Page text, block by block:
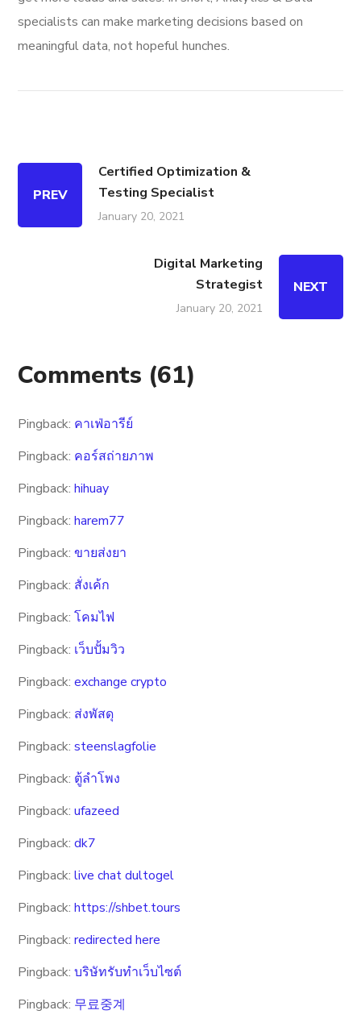
specialists can make marketing decisions based on
meaningful data, not hopeful hunches.
PREV
Certified Optimization &
Testing Specialist
January 20, 2021
Digital Marketing
Strategist
January 20, 2021
NEXT
Comments (61)
Pingback: คาเฟ่อารีย์
Pingback: คอร์สถ่ายภาพ
Pingback:hihuay
Pingback:harem77
Pingback:ขายส่งยา
Pingback: สั่งเค้ก
Pingback:โคมไฟ
Pingback: เว็บปั้มวิว
Pingback:exchange crypto
Pingback: ส่งพัสดุ
Pingback:steenslagfolie
Pingback: ตู้ลำโพง
Pingback:ufazeed
Pingback:dk7
Pingback:live chat dultogel
Pingback:https://shbet.tours
Pingback:redirected here
Pingback:บริษัทรับทำเว็บไซต์
Pingback: 무료중계